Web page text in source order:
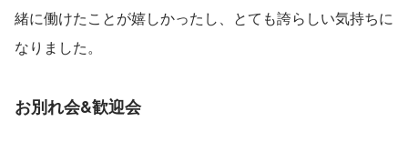
緒に働けたことが嬉しかったし、とても誇らしい気持ちに
なりました。
お別れ会&歓迎会